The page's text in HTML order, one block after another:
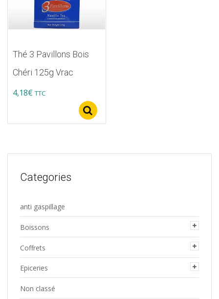
Thé 3 Pavillons Bois
Chéri 125g Vrac
4,18€ TTC
Categories
anti gaspillage
Boissons
Coffrets
Epiceries
Non classé